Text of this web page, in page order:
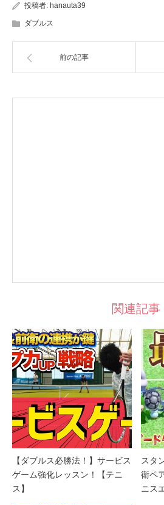
投稿者: hanauta39
ダブルス
前の記事
関連記事
【ダブルス必勝法！】サービス
ゲーム強化レッスン！【テニ
ス】
スタ
衛ペ
ニス